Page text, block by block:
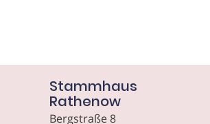
Stammhaus
Rathenow
Bergstraße 8